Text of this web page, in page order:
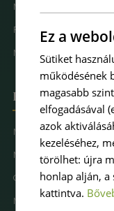
Mintarendelés
Fűfal Dekoráció
Műfűkarbantartás
Hova keresel
Műfű kertbe
Műfű teraszra
Családbarát műfű
Műfű kutyásoknak
Ez a
Sütiket
működésének
magasabb
elfogadásával
azok
kezeléséhez,
törölhet: újra
honlap alján, a
kattintva.